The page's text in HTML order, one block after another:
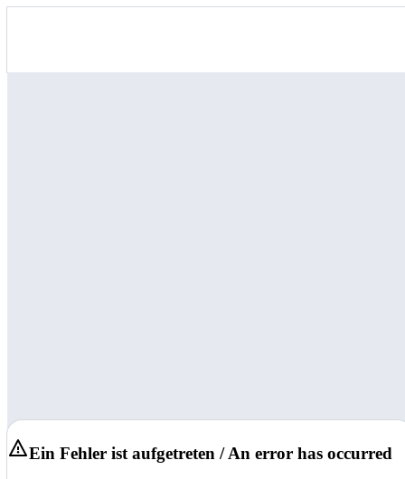
Ein Fehler ist aufgetreten / An error has occurred